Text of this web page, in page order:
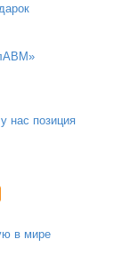
нас позиция
в мире